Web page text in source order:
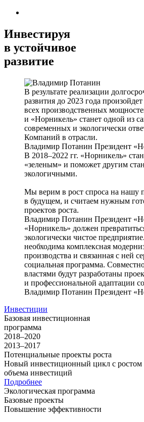
Инвестируя
в устойчивое
развитие
В результате реализации
развития до 2023 года
всех производственных
и «Норникель» станет одной из
современных и экологически
Компаний в отрасли.
Владимир Потанин Президент
В 2018–2022 гг. «Норникель»
«зеленым» и поможет другим
экологичными.
Мы верим в рост спроса на нашу
в будущем, и считаем нужным
проектов роста.
Владимир Потанин Президент
«Норникель» должен
экологически чистое
необходима комплексная
производства и связанная с ней
социальная программа.
властями будут разработаны
и профессиональной адаптации
Владимир Потанин Президент
Инвестиции
Базовая инвестиционная
программа
2018–2020
2013–2017
Потенциальные проекты роста
Новый инвестиционный цикл с ростом
объема инвестиций
Подробнее
Экологическая программа
Базовые проекты
Повышение эффективности